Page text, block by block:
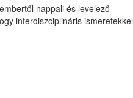
nappali és levelező
interdiszciplináris ismeretekkel